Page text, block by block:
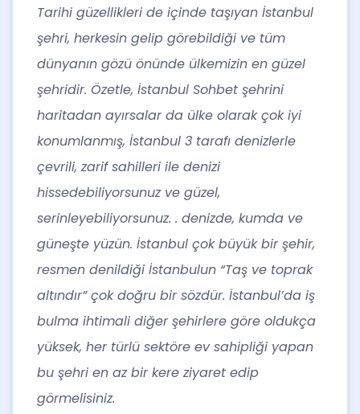
Tarihi güzellikleri de içinde taşıyan İstanbul
şehri, herkesin gelip görebildiği ve tüm
dünyanın gözü önünde ülkemizin en güzel
şehridir. Özetle, İstanbul Sohbet şehrini
haritadan ayırsalar da ülke olarak çok iyi
konumlanmış, İstanbul 3 tarafı denizlerle
çevrili, zarif sahilleri ile denizi
hissedebiliyorsunuz ve güzel,
serinleyebiliyorsunuz. . denizde, kumda ve
güneşte yüzün. İstanbul çok büyük bir şehir,
resmen denildiği İstanbulun “Taş ve toprak
altındır” çok doğru bir sözdür. İstanbul’da iş
bulma ihtimali diğer şehirlere göre oldukça
yüksek, her türlü sektöre ev sahipliği yapan
bu şehri en az bir kere ziyaret edip
görmelisiniz.